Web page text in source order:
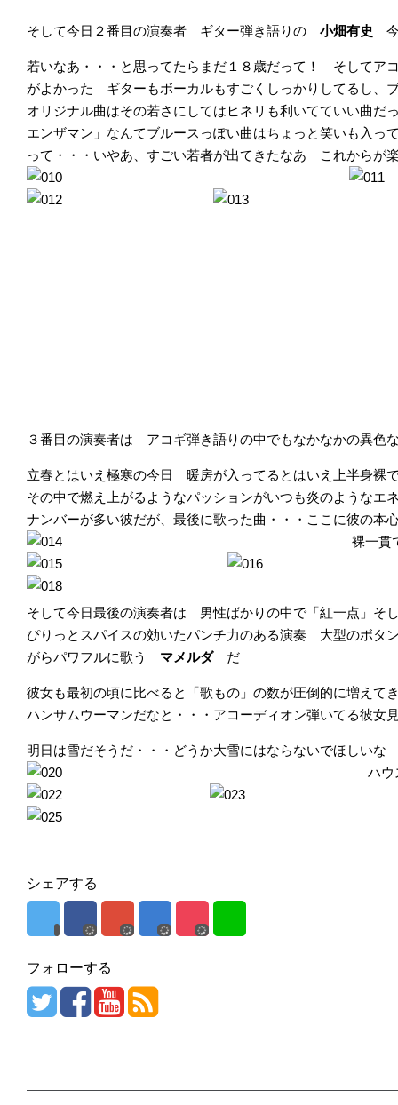
そして今日２番目の演奏者 ギター弾き語りの 小畑有史
若いなあ・・・と思ってたらまだ１８歳だって！ そしてア
がよかった ギターもボーカルもすごくしっかりしてるし、
オリジナル曲はその若さにしてはヒネリも利いてていい曲
エンザマン」なんてブルースっぽい曲はちょっと笑いも入っ
って・・・いやあ、すごい若者が出てきたなあ これからが
３番目の演奏者は アコギ弾き語りの中でもなかなかの異
立春とはいえ極寒の今日 暖房が入ってるとはいえ上半身裸
その中で燃え上がるようなパッションがいつも炎のような
ナンバーが多い彼だが、最後に歌った曲・・・ここに彼の
裸一貫
そして今日最後の演奏者は 男性ばかりの中で「紅一点」そ
ぴりっとスパイスの効いたパンチ力のある演奏 大型のボタ
がらパワフルに歌う マメルダだ
彼女も最初の頃に比べると「歌もの」の数が圧倒的に増え
ハンサムウーマンだなと・・・アコーディオン弾いてる彼女
明日は雪だそうだ・・・どうか大雪にはならないでほしい
ハウ
シェアする
フォローする